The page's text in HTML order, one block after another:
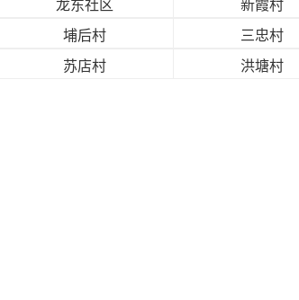
龙东社区
新霞村
埔后村
三忠村
苏店村 洪塘村